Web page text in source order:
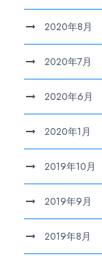
2020年8月
2020年7月
2020年6月
2020年1月
2019年10月
2019年9月
2019年8月